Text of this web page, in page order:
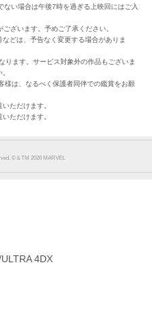
い場合は午後7時を過ぎる上映回にはご入
ざいます。予めご了承ください。
どは、予告なく変更する場合がありま
ます。サービス対象外の作品もございま
は、なるべく保護者同伴での鑑賞をお願
ただけます。
ただけます。
©︎＆TM 2026 MARVEL
4DX